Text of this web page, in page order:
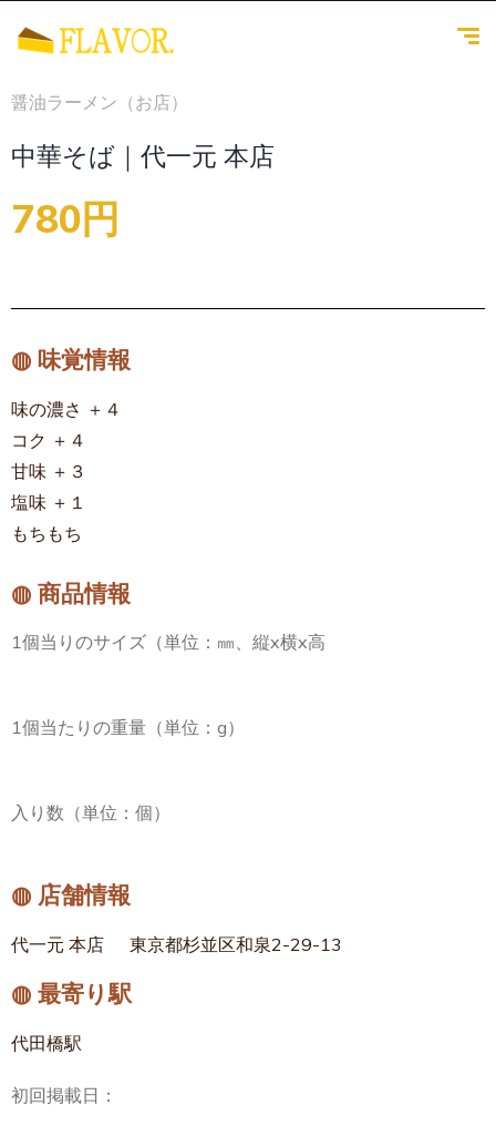
醤油ラーメン（お店）
中華そば｜代一元 本店
780円
◍ 味覚情報
味の濃さ ＋４
コク ＋４
甘味 ＋３
塩味 ＋１
もちもち
◍ 商品情報
1個当りのサイズ（単位：㎜、縦x横x高
1個当たりの重量（単位：g）
入り数（単位：個）
◍ 店舗情報
代一元 本店 東京都杉並区和泉2-29-13
◍ 最寄り駅
代田橋駅
初回掲載日：